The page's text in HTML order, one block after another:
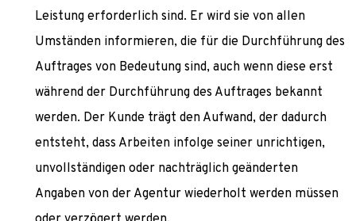
Leistung erforderlich sind. Er wird sie von allen
Umständen informieren, die für die Durchführung des
Auftrages von Bedeutung sind, auch wenn diese erst
während der Durchführung des Auftrages bekannt
werden. Der Kunde trägt den Aufwand, der dadurch
entsteht, dass Arbeiten infolge seiner unrichtigen,
unvollständigen oder nachträglich geänderten
Angaben von der Agentur wiederholt werden müssen